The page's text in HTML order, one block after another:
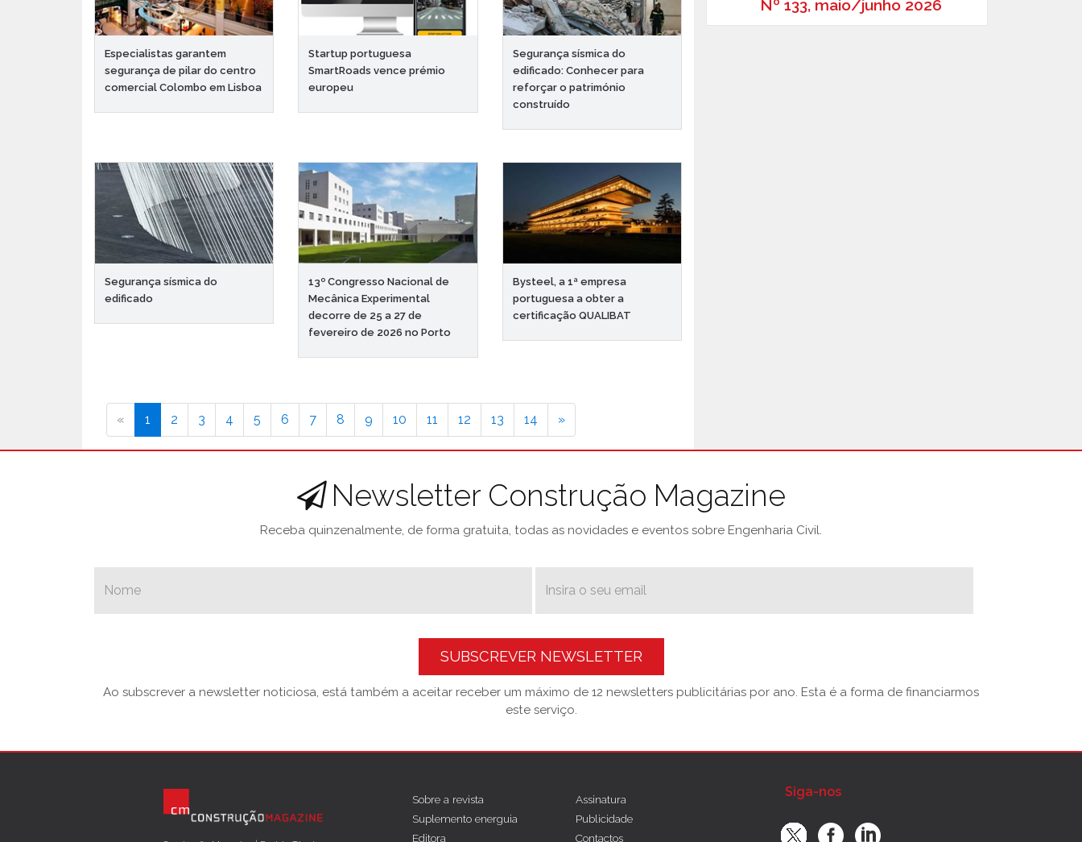
Especialistas garantem
segurança de pilar do centro
comercial Colombo em Lisboa
Startup portuguesa
SmartRoads vence prémio
europeu
Segurança sísmica do
edificado: Conhecer para
reforçar o património
construído
Segurança sísmica do
edificado
13º Congresso Nacional de
Mecânica Experimental
decorre de 25 a 27 de
fevereiro de 2026 no Porto
Bysteel, a 1ª empresa
portuguesa a obter a
certificação QUALIBAT
« 1 2 3 4 5 6 7 8 9 10 11 12 13 14 »
Nº 133, maio/junho 2026
Newsletter Construção Magazine
Receba quinzenalmente, de forma gratuita, todas as novidades e eventos sobre Engenharia Civil.
SUBSCREVER NEWSLETTER
Ao subscrever a newsletter noticiosa, está também a aceitar receber um máximo de 12 newsletters publicitárias por ano. Esta é a forma de financiarmos
este serviço.
Sobre a revista
Suplemento energuia
Editora
Assinatura
Publicidade
Contactos
Siga-nos